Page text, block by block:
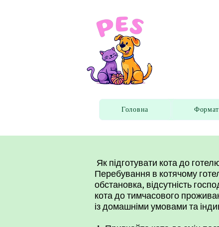
Головна Формат
Як підготувати кота до
Перебування в котячому
обстановка, відсутність
кота до тимчасового
із домашніми умовами та